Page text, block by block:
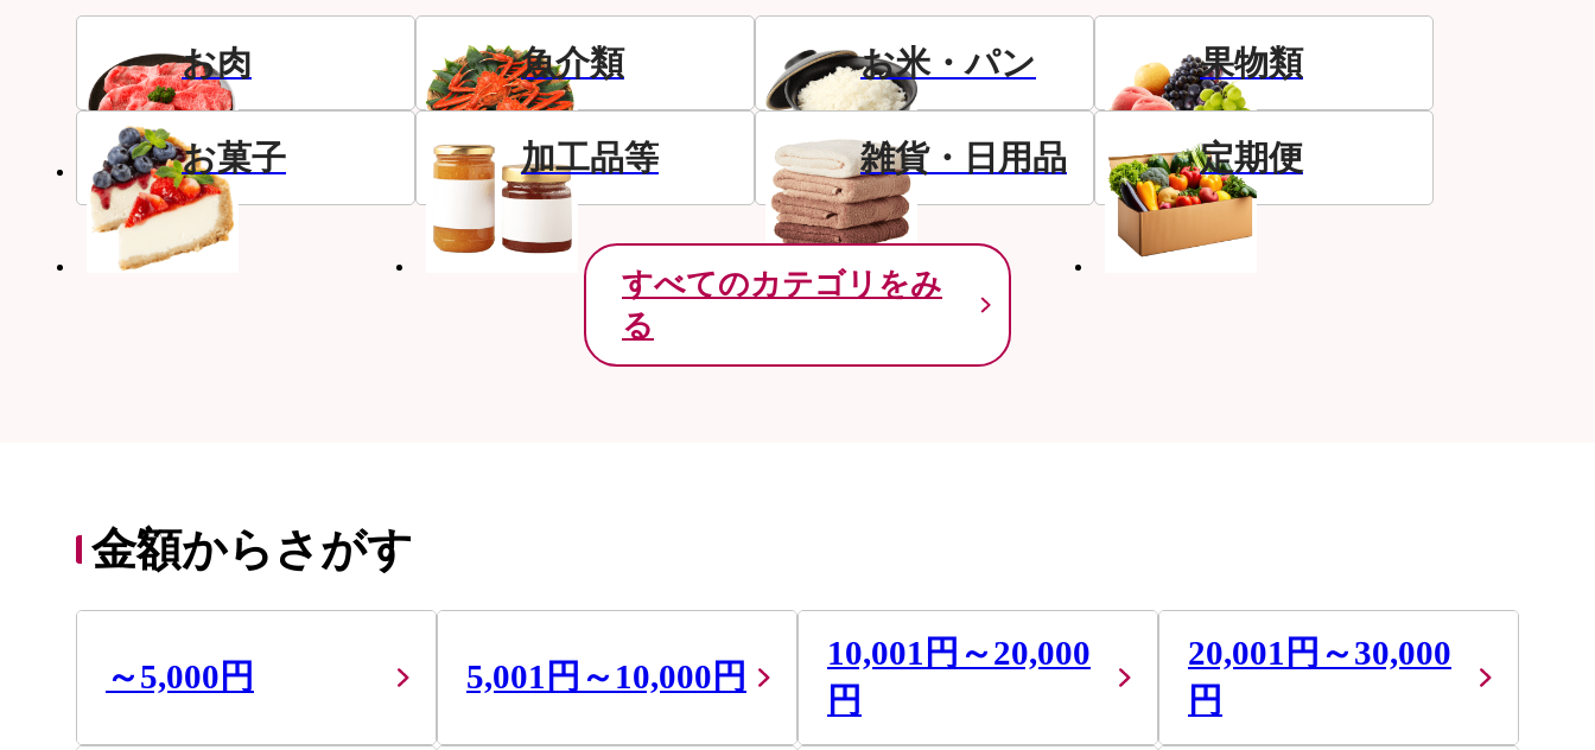
お肉 魚介類 お米・パン 果物類
お菓子 加工品等 雑貨・日用品 定期便
すべてのカテゴリをみ
る
金額からさがす
～5,000円 5,001円～10,000円
10,001円～20,000
円
20,001円～30,000
円